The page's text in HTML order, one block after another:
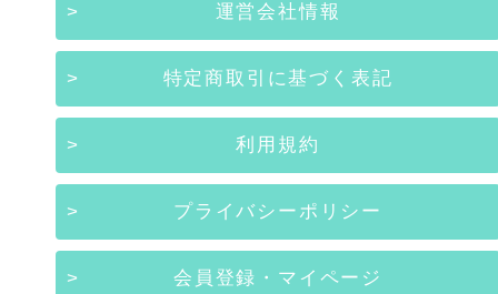
運営会社情報
特定商取引に基づく表記
利用規約
プライバシーポリシー
会員登録・マイページ